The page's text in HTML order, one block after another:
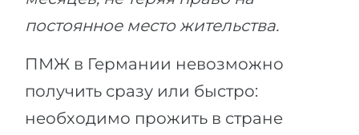
постоянное место жительства.
ПМЖ в Германии невозможно
получить сразу или быстро:
необходимо прожить в стране